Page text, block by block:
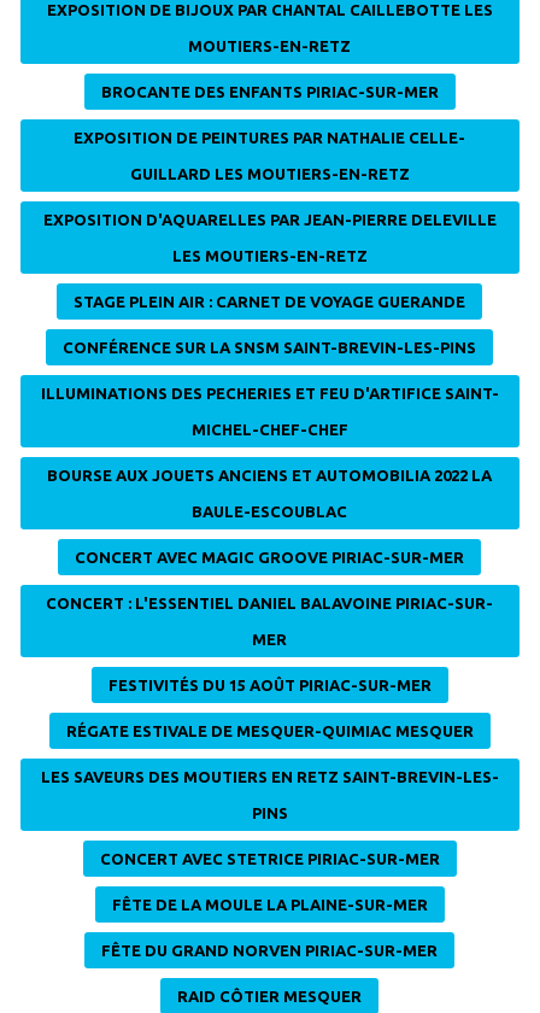
EXPOSITION DE BIJOUX PAR CHANTAL CAILLEBOTTE LES
MOUTIERS-EN-RETZ
BROCANTE DES ENFANTS PIRIAC-SUR-MER
EXPOSITION DE PEINTURES PAR NATHALIE CELLE-
GUILLARD LES MOUTIERS-EN-RETZ
EXPOSITION D'AQUARELLES PAR JEAN-PIERRE DELEVILLE
LES MOUTIERS-EN-RETZ
STAGE PLEIN AIR : CARNET DE VOYAGE GUERANDE
CONFÉRENCE SUR LA SNSM SAINT-BREVIN-LES-PINS
ILLUMINATIONS DES PECHERIES ET FEU D'ARTIFICE SAINT-
MICHEL-CHEF-CHEF
BOURSE AUX JOUETS ANCIENS ET AUTOMOBILIA 2022 LA
BAULE-ESCOUBLAC
CONCERT AVEC MAGIC GROOVE PIRIAC-SUR-MER
CONCERT : L'ESSENTIEL DANIEL BALAVOINE PIRIAC-SUR-
MER
FESTIVITÉS DU 15 AOÛT PIRIAC-SUR-MER
RÉGATE ESTIVALE DE MESQUER-QUIMIAC MESQUER
LES SAVEURS DES MOUTIERS EN RETZ SAINT-BREVIN-LES-
PINS
CONCERT AVEC STETRICE PIRIAC-SUR-MER
FÊTE DE LA MOULE LA PLAINE-SUR-MER
FÊTE DU GRAND NORVEN PIRIAC-SUR-MER
RAID CÔTIER MESQUER